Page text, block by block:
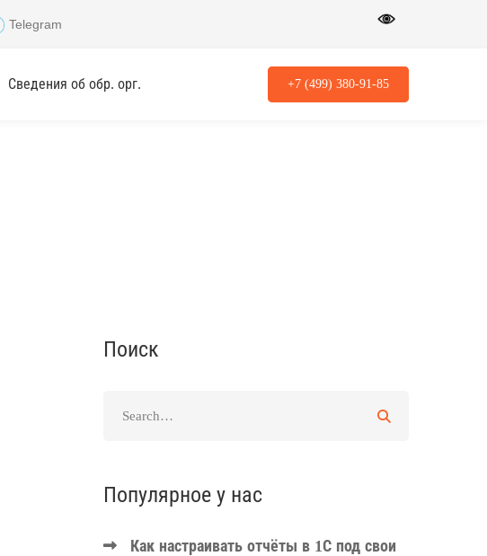
Telegram
Сведения об обр. орг. +7 (499) 380-91-85
Поиск
Популярное у нас
Как настраивать отчёты в 1С под свои